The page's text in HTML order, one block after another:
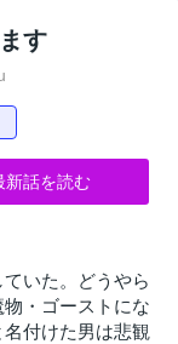
す
話を読む
いた。どうやら
・ゴーストにな
付けた男は悲観